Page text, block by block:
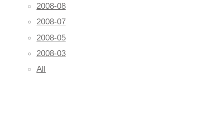
2008-08
2008-07
2008-05
2008-03
All